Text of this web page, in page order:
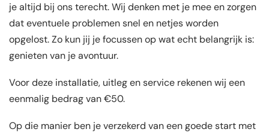
je altijd bij ons terecht. Wij denken met je mee en zorgen
dat eventuele problemen snel en netjes worden
opgelost. Zo kun jij je focussen op wat echt belangrijk is:
genieten van je avontuur.
Voor deze installatie, uitleg en service rekenen wij een
eenmalig bedrag van €50.
Op die manier ben je verzekerd van een goede start met